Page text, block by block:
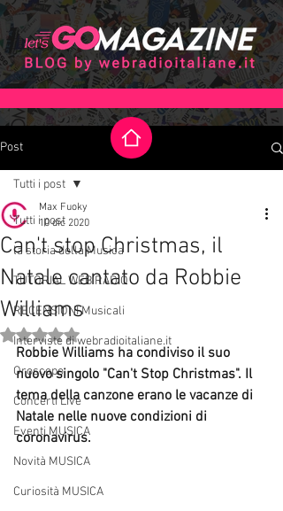
Post
Tutti i post
la storia della Musica
TUTORIAL WEB RADIO
RECENSIONI Musicali
Interviste di webradioitaliane.it
Oroscopo
Concerti Live
Eventi MUSICA
Novità MUSICA
Curiosità MUSICA
Tutti i post
Can't stop Christmas, il
Natale cantato da Robbie
Williams
Max Fuoky
10 dic 2020
Valutazione NaN stelle su 5.
Robbie Williams ha condiviso il suo
nuovo singolo "Can't Stop Christmas". Il
tema della canzone erano le vacanze di
Natale nelle nuove condizioni di
coronavirus.